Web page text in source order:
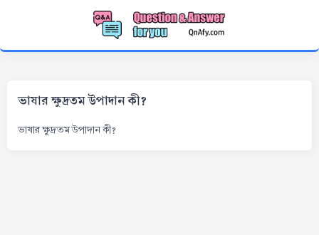
ভাষার ক্ষুদ্রতম উপাদান কী?
ভাষার ক্ষুদ্রতম উপাদান কী?